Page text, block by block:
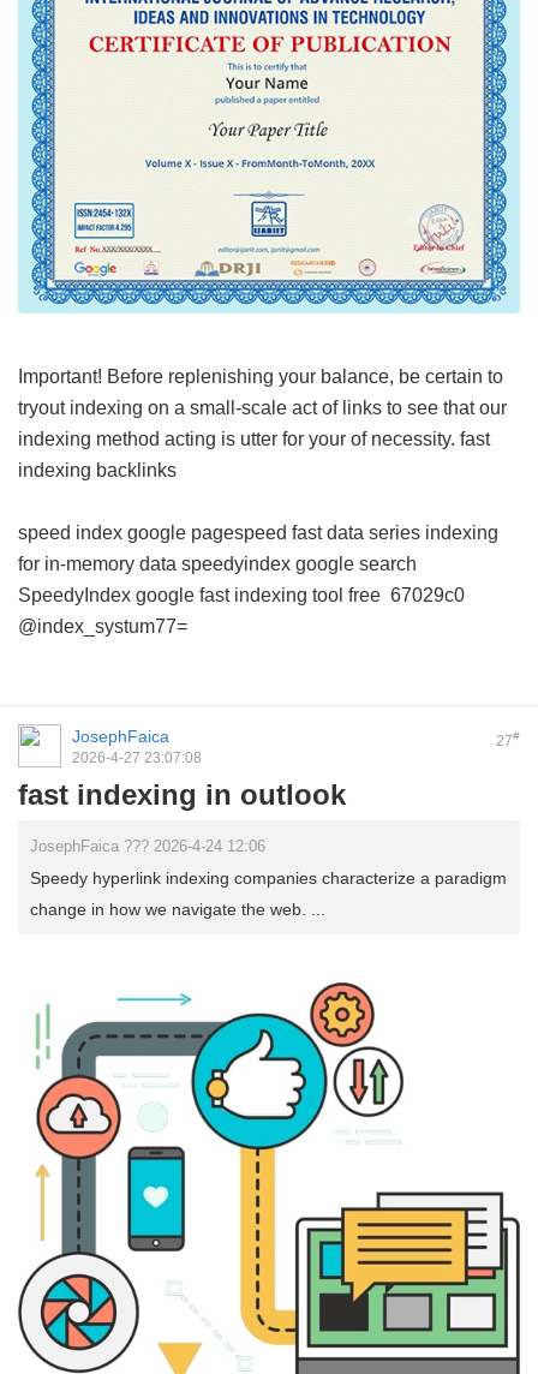
Important! Before replenishing your balance, be certain to
tryout indexing on a small-scale act of links to see that our
indexing method acting is utter for your of necessity. fast
indexing backlinks
speed index google pagespeed fast data series indexing
for in-memory data speedyindex google search
SpeedyIndex google fast indexing tool free 67029c0
@index_systum77=
27#
JosephFaica
2026-4-27 23:07:08
fast indexing in outlook
JosephFaica ??? 2026-4-24 12:06
Speedy hyperlink indexing companies characterize a paradigm
change in how we navigate the web. ...